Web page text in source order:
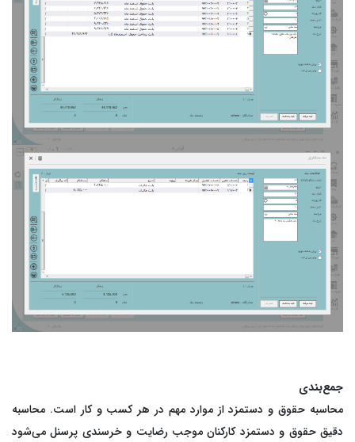
جمع‌بندی
محاسبه حقوق و دستمزد از موارد مهم در هر کسب و کار است. محاسبه
دقیق حقوق و دستمزد کارکنان موجب رضایت و خرسندی پرسنل می‌شود